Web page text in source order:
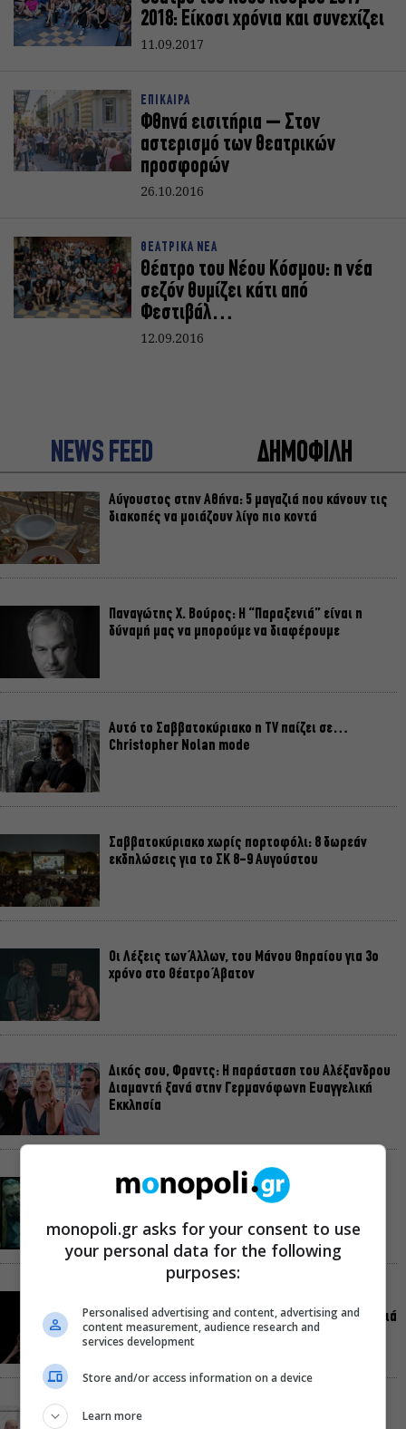
2018: Είκοσι χρόνια και συνεχίζει
11.09.2017
ΕΠΙΚΑΙΡΑ
Φθηνά εισιτήρια – Στον
αστερισμό των θεατρικών
προσφορών
26.10.2016
ΘΕΑΤΡΙΚΑ ΝΕΑ
Θέατρο του Νέου Κόσμου: η νέα
σεζόν θυμίζει κάτι από
Φεστιβάλ…
12.09.2016
NEWS FEED ΔΗΜΟΦΙΛΗ
Αύγουστος στην Αθήνα: 5 μαγαζιά που κάνουν τις
διακοπές να μοιάζουν λίγο πιο κοντά
Παναγώτης Χ. Βούρος: Η “Παραξενιά” είναι η
δύναμή μας να μπορούμε να διαφέρουμε
Αυτό το Σαββατοκύριακο η TV παίζει σε…
Christopher Nolan mode
Σαββατοκύριακο χωρίς πορτοφόλι: 8 δωρεάν
εκδηλώσεις για το ΣΚ 8-9 Αυγούστου
Οι Λέξεις των Άλλων, του Μάνου Θηραίου για 3ο
χρόνο στο Θέατρο Άβατον
Δικός σου, Φραντς: Η παράσταση του Αλέξανδρου
Διαμαντή ξανά στην Γερμανόφωνη Ευαγγελική
Εκκλησία
«Ριφιφί»: Σε Α’ τηλεοπτική προβολή η σειρά
φαινόμενο του Σωτήρη Τσαφούλια
Χριστίνας Κυριαζίδη στο Δημοτικό Θέατρο Πειραιά
Τόσο Όσο: Η stand-up comedy των Φουντούλη-
monopoli.gr asks for your consent to use
your personal data for the following
purposes:
Personalised advertising and content, advertising and
content measurement, audience research and
services development
Store and/or access information on a device
Learn more